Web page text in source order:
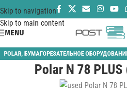
Skip to navigation
Skip to main content
MENU
POLAR, БУМАГОРЕЗАТЕЛЬНОЕ
ММ
Polar N 78